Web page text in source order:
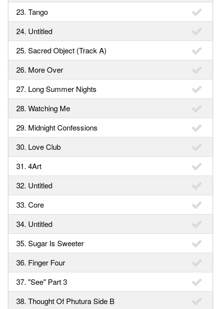
23. Tango
24. Untitled
25. Sacred Object (Track A)
26. More Over
27. Long Summer Nights
28. Watching Me
29. Midnight Confessions
30. Love Club
31. 4Art
32. Untitled
33. Core
34. Untitled
35. Sugar Is Sweeter
36. Finger Four
37. "See" Part 3
38. Thought Of Phutura Side B